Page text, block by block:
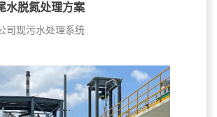
水脱氮处理方案
司现污水处理系统